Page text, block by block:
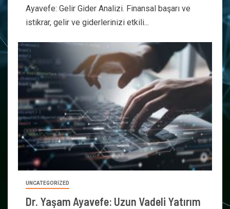
Ayavefe: Gelir Gider Analizi. Finansal başarı ve
istikrar, gelir ve giderlerinizi etkili...
UNCATEGORIZED
Dr. Yaşam Ayavefe: Uzun Vadeli Yatırım